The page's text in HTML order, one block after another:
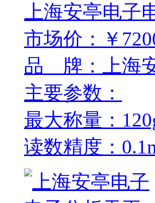
上海安亭电子
市场价：￥
品 牌：上海
主要参数：
最大称量：
读数精度：